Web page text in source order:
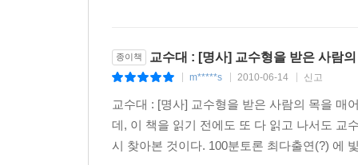
예술사의 특정 영역을 개관하고 그쪽의 문제
강조했듯이 지은이의 개별적이고 독창적인 예술
그는 미술사 속에서 다르게 생각하고 새로운 표현
지적 영감을 받았고, 그에게 울림을 준 예술가와
않았다, 표준적인 해석을 치우고 개별적인 관
종이책 교수대 : [명사] 교수형을 받은 사람
m*****s 2010-06-14 신고
교수대 : [명사] 교수형을 받은 사람의 목을 매
데, 이 책을 읽기 전에도 또 다 읽고 나서도 교
시 찾아본 것이다. 100분토론 최다출연(?) 에